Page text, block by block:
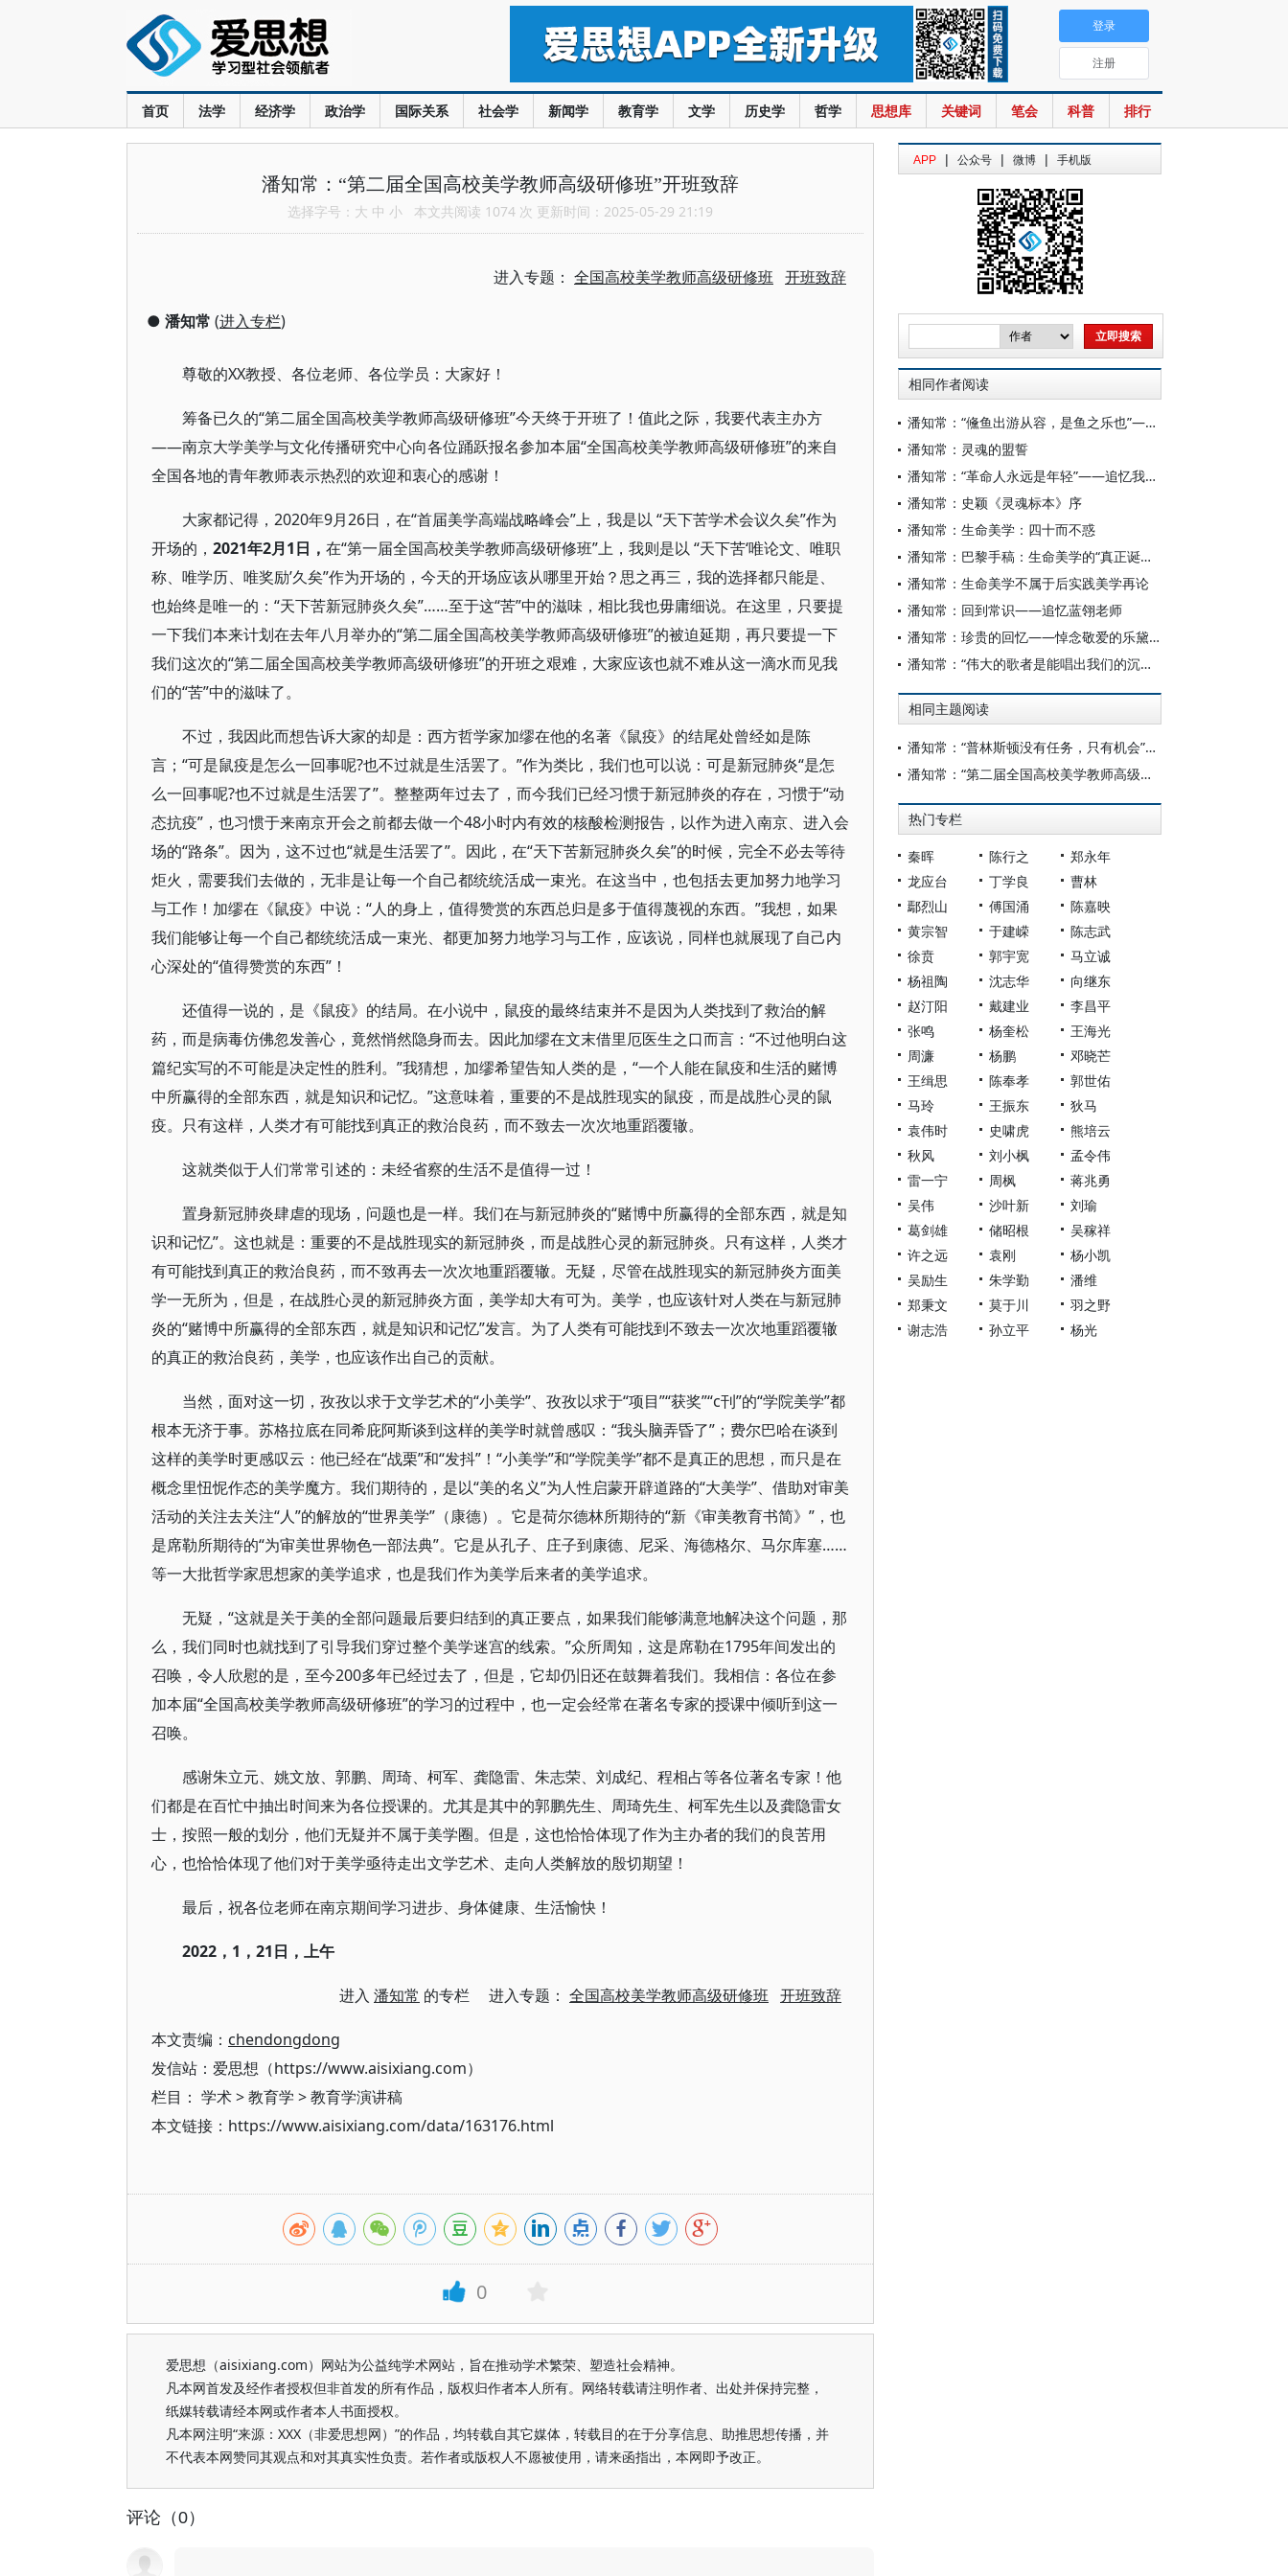
首页 法学 经济学 政治学 国际关系 社会学 新闻学 教育学 文学 历史学 哲学 思想库 关键词 笔会 科普 排行
登录
注册
潘知常：“第二届全国高校美学教师高级研修班”开班致辞
选择字号： 大 中 小 本文共阅读 1074 次 更新时间：2025-05-29 21:19
进入专题： 全国高校美学教师高级研修班 开班致辞
● 潘知常 (进入专栏)
尊敬的XX教授、各位老师、各位学员：大家好！
筹备已久的“第二届全国高校美学教师高级研修班”今天终于开班了！值此之际，我要代表主办方
——南京大学美学与文化传播研究中心向各位踊跃报名参加本届“全国高校美学教师高级研修班”的来自
全国各地的青年教师表示热烈的欢迎和衷心的感谢！
大家都记得，2020年9月26日，在“首届美学高端战略峰会”上，我是以 “天下苦学术会议久矣”作为
开场的， 2021年2月1日， 在“第一届全国高校美学教师高级研修班”上，我则是以 “天下苦‘唯论文、唯职
称、唯学历、唯奖励’久矣”作为开场的，今天的开场应该从哪里开始？思之再三，我的选择都只能是、
也始终是唯一的：“天下苦新冠肺炎久矣”……至于这“苦”中的滋味，相比我也毋庸细说。在这里，只要提
一下我们本来计划在去年八月举办的“第二届全国高校美学教师高级研修班”的被迫延期，再只要提一下
我们这次的“第二届全国高校美学教师高级研修班”的开班之艰难，大家应该也就不难从这一滴水而见我
们的“苦”中的滋味了。
不过，我因此而想告诉大家的却是：西方哲学家加缪在他的名著《鼠疫》的结尾处曾经如是陈
言；“可是鼠疫是怎么一回事呢?也不过就是生活罢了。”作为类比，我们也可以说：可是新冠肺炎“是怎
么一回事呢?也不过就是生活罢了”。整整两年过去了，而今我们已经习惯于新冠肺炎的存在，习惯于“动
态抗疫”，也习惯于来南京开会之前都去做一个48小时内有效的核酸检测报告，以作为进入南京、进入会
场的“路条”。因为，这不过也“就是生活罢了”。因此，在“天下苦新冠肺炎久矣”的时候，完全不必去等待
炬火，需要我们去做的，无非是让每一个自己都统统活成一束光。在这当中，也包括去更加努力地学习
与工作！加缪在《鼠疫》中说：“人的身上，值得赞赏的东西总归是多于值得蔑视的东西。”我想，如果
我们能够让每一个自己都统统活成一束光、都更加努力地学习与工作，应该说，同样也就展现了自己内
心深处的“值得赞赏的东西”！
还值得一说的，是《鼠疫》的结局。在小说中，鼠疫的最终结束并不是因为人类找到了救治的解
药，而是病毒仿佛忽发善心，竟然悄然隐身而去。因此加缪在文末借里厄医生之口而言：“不过他明白这
篇纪实写的不可能是决定性的胜利。”我猜想，加缪希望告知人类的是，“一个人能在鼠疫和生活的赌博
中所赢得的全部东西，就是知识和记忆。”这意味着，重要的不是战胜现实的鼠疫，而是战胜心灵的鼠
疫。只有这样，人类才有可能找到真正的救治良药，而不致去一次次地重蹈覆辙。
这就类似于人们常常引述的：未经省察的生活不是值得一过！
置身新冠肺炎肆虐的现场，问题也是一样。我们在与新冠肺炎的“赌博中所赢得的全部东西，就是知
识和记忆”。这也就是：重要的不是战胜现实的新冠肺炎，而是战胜心灵的新冠肺炎。只有这样，人类才
有可能找到真正的救治良药，而不致再去一次次地重蹈覆辙。无疑，尽管在战胜现实的新冠肺炎方面美
学一无所为，但是，在战胜心灵的新冠肺炎方面，美学却大有可为。美学，也应该针对人类在与新冠肺
炎的“赌博中所赢得的全部东西，就是知识和记忆”发言。为了人类有可能找到不致去一次次地重蹈覆辙
的真正的救治良药，美学，也应该作出自己的贡献。
当然，面对这一切，孜孜以求于文学艺术的“小美学”、孜孜以求于“项目”“获奖”“c刊”的“学院美学”都
根本无济于事。苏格拉底在同希庇阿斯谈到这样的美学时就曾感叹：“我头脑弄昏了”；费尔巴哈在谈到
这样的美学时更感叹云：他已经在“战栗”和“发抖”！“小美学”和“学院美学”都不是真正的思想，而只是在
概念里忸怩作态的美学魔方。我们期待的，是以“美的名义”为人性启蒙开辟道路的“大美学”、借助对审美
活动的关注去关注“人”的解放的“世界美学”（康德）。它是荷尔德林所期待的“新《审美教育书简》”，也
是席勒所期待的“为审美世界物色一部法典”。它是从孔子、庄子到康德、尼采、海德格尔、马尔库塞……
等一大批哲学家思想家的美学追求，也是我们作为美学后来者的美学追求。
无疑，“这就是关于美的全部问题最后要归结到的真正要点，如果我们能够满意地解决这个问题，那
么，我们同时也就找到了引导我们穿过整个美学迷宫的线索。”众所周知，这是席勒在1795年间发出的
召唤，令人欣慰的是，至今200多年已经过去了，但是，它却仍旧还在鼓舞着我们。我相信：各位在参
加本届“全国高校美学教师高级研修班”的学习的过程中，也一定会经常在著名专家的授课中倾听到这一
召唤。
感谢朱立元、姚文放、郭鹏、周琦、柯军、龚隐雷、朱志荣、刘成纪、程相占等各位著名专家！他
们都是在百忙中抽出时间来为各位授课的。尤其是其中的郭鹏先生、周琦先生、柯军先生以及龚隐雷女
士，按照一般的划分，他们无疑并不属于美学圈。但是，这也恰恰体现了作为主办者的我们的良苦用
心，也恰恰体现了他们对于美学亟待走出文学艺术、走向人类解放的殷切期望！
最后，祝各位老师在南京期间学习进步、身体健康、生活愉快！
2022 ，1，21日，上午
进入 潘知常 的专栏 进入专题： 全国高校美学教师高级研修班 开班致辞
本文责编： chendongdong
发信站：爱思想（https://www.aisixiang.com）
栏目： 学术>教育学 >教育学演讲稿
本文链接：https://www.aisixiang.com/data/163176.html
0
爱思想（aisixiang.com）网站为公益纯学术网站，旨在推动学术繁荣、塑造社会精神。
凡本网首发及经作者授权但非首发的所有作品，版权归作者本人所有。网络转载请注明作者、出处并保持完整，
纸媒转载请经本网或作者本人书面授权。
凡本网注明“来源：XXX（非爱思想网）”的作品，均转载自其它媒体，转载目的在于分享信息、助推思想传播，并
不代表本网赞同其观点和对其真实性负责。若作者或版权人不愿被使用，请来函指出，本网即予改正。
评论（0）
APP | 公众号 | 微博 | 手机版
相同作者阅读
潘知常：“儵鱼出游从容，是鱼之乐也”——追忆我的老师李戏鱼先生
潘知常：灵魂的盟誓
潘知常：“革命人永远是年轻”——追忆我的老师赵以文先生
潘知常：史颖《灵魂标本》序
潘知常：生命美学：四十而不惑
潘知常：巴黎手稿：生命美学的“真正诞生地和秘密”
潘知常：生命美学不属于后实践美学再论
潘知常：回到常识——追忆蓝翎老师
潘知常：珍贵的回忆——悼念敬爱的乐黛云老师
潘知常：“伟大的歌者是能唱出我们的沉默的人”——蒋成德先生《郁达夫旧体诗研究》序
相同主题阅读
潘知常：“普林斯顿没有任务，只有机会”——“第一届全国高校美学教师高级研修班”开班致辞
潘知常：“第二届全国高校美学教师高级研修班”开班致辞
热门专栏
秦晖 陈行之
郑永年
龙应台
丁学良
曹林
鄢烈山
傅国涌
陈嘉映
黄宗智
于建嵘
陈志武
徐贲
郭宇宽
马立诚
杨祖陶
沈志华
向继东
赵汀阳
戴建业
李昌平
张鸣
杨奎松
王海光
周濂
杨鹏
邓晓芒
王缉思
陈奉孝
郭世佑
马玲
王振东
狄马
袁伟时
史啸虎
熊培云
秋风
刘小枫
孟令伟
雷一宁
周枫
蒋兆勇
吴伟
沙叶新
刘瑜
葛剑雄
储昭根
吴稼祥
许之远
袁刚
杨小凯
吴励生
朱学勤
潘维
郑秉文
莫于川
羽之野
谢志浩
孙立平 杨光